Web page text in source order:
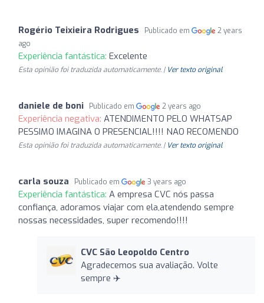
Rogério Teixieira Rodrigues Publicado em
2 years
ago
Experiência fantástica: Excelente
Esta opinião foi traduzida automaticamente. | Ver texto original
daniele de boni Publicado em 2 years ago
Experiência negativa: ATENDIMENTO PELO WHATSAP
PESSIMO IMAGINA O PRESENCIAL!!!! NAO RECOMENDO
Esta opinião foi traduzida automaticamente. | Ver texto original
carla souza Publicado em 3 years ago
Experiência fantástica: A empresa CVC nós passa
confiança, adoramos viajar com ela,atendendo sempre
nossas necessidades, super recomendo!!!!
CVC São Leopoldo Centro
Agradecemos sua avaliação. Volte
sempre ✈️